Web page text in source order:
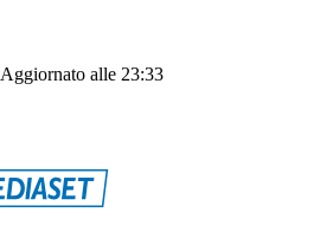
Aggiornato alle 23:33